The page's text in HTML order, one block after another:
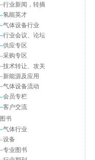
行业新闻，转摘
氢能英才
气体设备行业
行业会议、论坛
供应专区
采购专区
技术转让、攻关
新能源及应用
气体设备流动
会员专栏
客户交流
图书
气体行业
设备
专业图书